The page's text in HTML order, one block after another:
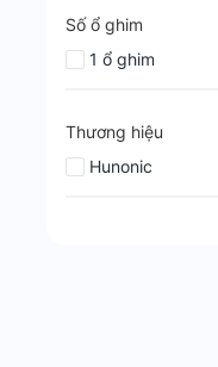
Số ổ ghim
1 ổ ghim
Thương hiệu
Hunonic